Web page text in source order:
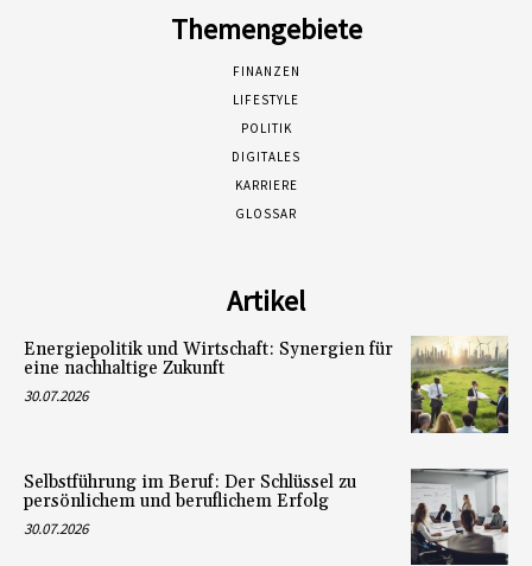
Themengebiete
FINANZEN
LIFESTYLE
POLITIK
DIGITALES
KARRIERE
GLOSSAR
Artikel
Energiepolitik und Wirtschaft: Synergien für
eine nachhaltige Zukunft
30.07.2026
Selbstführung im Beruf: Der Schlüssel zu
persönlichem und beruflichem Erfolg
30.07.2026